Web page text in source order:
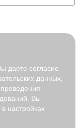
рекомендательные
даете согласие
данных,
Вы
настройках